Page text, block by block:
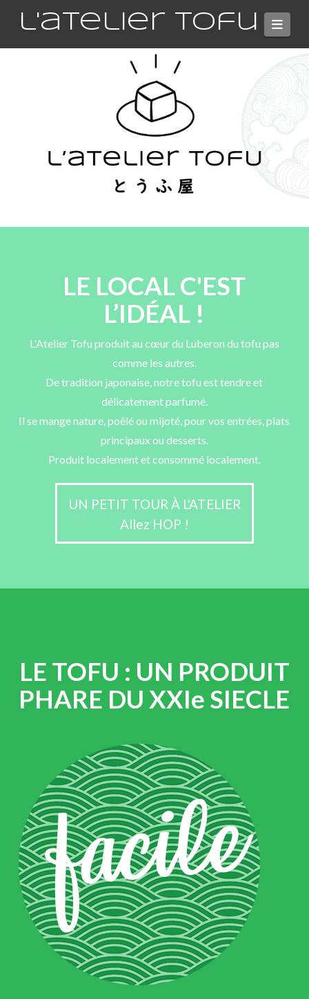
l'atelier tofu
LE LOCAL C'EST
L’IDÉAL !
L'Atelier Tofu produit au cœur du Luberon du tofu pas
comme les autres.
De tradition japonaise, notre tofu est tendre et
délicatement parfumé.
Il se mange nature, poêlé ou mijoté, pour vos entrées, plats
principaux ou desserts.
Produit localement et consommé localement.
UN PETIT TOUR À L'ATELIER
Allez HOP !
LE TOFU : UN PRODUIT
PHARE DU XXIe SIECLE